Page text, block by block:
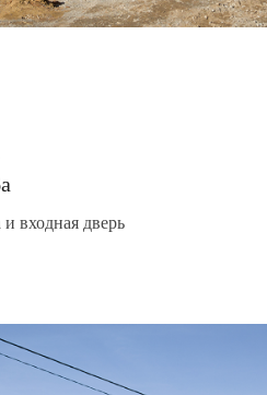
входная дверь